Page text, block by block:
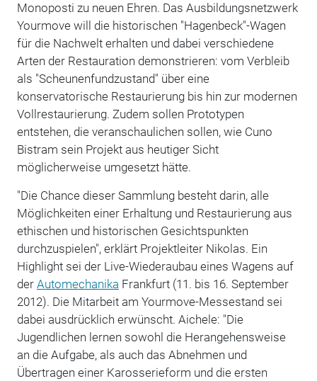
Monoposti zu neuen Ehren. Das Ausbildungsnetzwerk
Yourmove will die historischen "Hagenbeck"-Wagen
für die Nachwelt erhalten und dabei verschiedene
Arten der Restauration demonstrieren: vom Verbleib
als "Scheunenfundzustand" über eine
konservatorische Restaurierung bis hin zur modernen
Vollrestaurierung. Zudem sollen Prototypen
entstehen, die veranschaulichen sollen, wie Cuno
Bistram sein Projekt aus heutiger Sicht
möglicherweise umgesetzt hätte.
"Die Chance dieser Sammlung besteht darin, alle
Möglichkeiten einer Erhaltung und Restaurierung aus
ethischen und historischen Gesichtspunkten
durchzuspielen", erklärt Projektleiter Nikolas. Ein
Highlight sei der Live-Wiederaubau eines Wagens auf
der Automechanika Frankfurt (11. bis 16. September
2012). Die Mitarbeit am Yourmove-Messestand sei
dabei ausdrücklich erwünscht. Aichele: "Die
Jugendlichen lernen sowohl die Herangehensweise
an die Aufgabe, als auch das Abnehmen und
Übertragen einer Karosserieform und die ersten